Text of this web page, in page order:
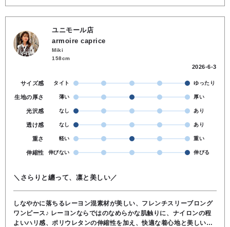
ユニモール店
armoire caprice
Miki
158cm
2026-6-3
サイズ感 タイト ゆったり
生地の厚さ 薄い 厚い
光沢感 なし あり
透け感 なし あり
重さ 軽い 重い
伸縮性 伸びない 伸びる
＼さらりと纏って、凛と美しい／
しなやかに落ちるレーヨン混素材が美しい、フレンチスリーブロング
ワンピース♪ レーヨンならではのなめらかな肌触りに、ナイロンの程
よいハリ感、ポリウレタンの伸縮性を加え、快適な着心地と美しいシ